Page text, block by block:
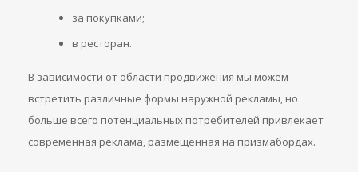
за покупками;
в ресторан.
В зависимости от области продвижения мы можем
встретить различные формы наружной рекламы, но
больше всего потенциальных потребителей привлекает
современная реклама, размещенная на призмабордах.